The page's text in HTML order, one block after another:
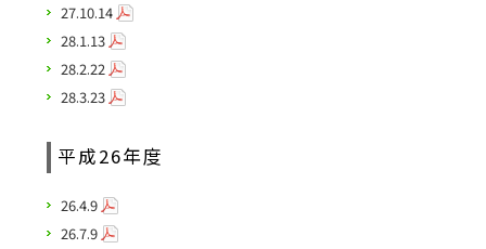
27.10.14
28.1.13
28.2.22
28.3.23
平成26年度
26.4.9
26.7.9